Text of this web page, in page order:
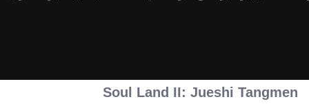
Soul Land II: Jueshi Tangmen